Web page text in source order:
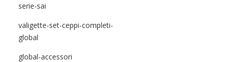
serie-sai
valigette-set-ceppi-completi-
global
global-accessori